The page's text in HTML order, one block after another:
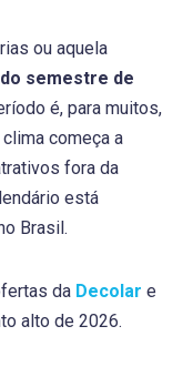
ou aquela
semestre de
é, para muitos,
começa a
fora da
está
Brasil.
da Decolar e
alto de 2026.